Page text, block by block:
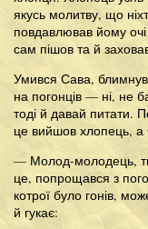
якусь молитву, що
повдавлював йому
сам пішов та й
Умився Сава,
на погонців — ні, не
тоді й давай питати.
це вийшов хлопець, а
— Молод-молодець,
це, попрощався з
котрої було гонів,
й гукає: